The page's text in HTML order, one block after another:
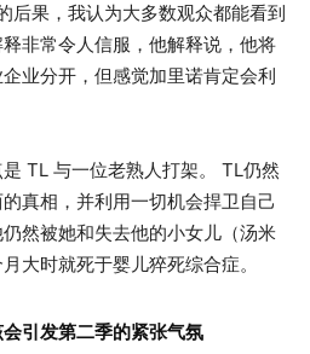
后果，我认为大多数观众都能看到
非常令人信服，他解释说，他将
业分开，但感觉加里诺肯定会利
TL 与一位老熟人打架。 TL仍然
真相，并利用一切机会捍卫自己
然被她和失去他的小女儿（汤米
大时就死于婴儿猝死综合症。
引发第二季的紧张气氛